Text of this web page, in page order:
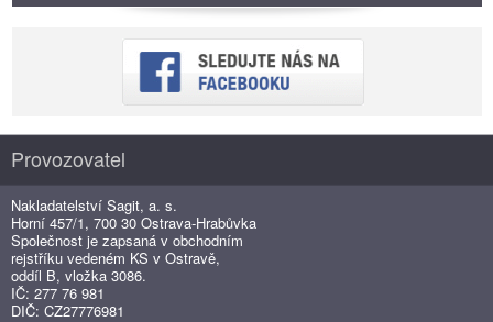
Provozovatel
Nakladatelství Sagit, a. s.
Horní 457/1, 700 30 Ostrava-Hrabůvka
Společnost je zapsaná v obchodním
rejstříku vedeném KS v Ostravě,
oddíl B, vložka 3086.
IČ: 277 76 981
DIČ: CZ27776981